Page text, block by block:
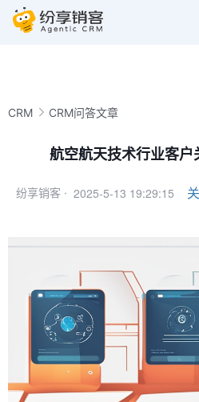
CRM CRM问答文章
航空航天技术行业客户
纷享销客 · 2025-5-13 19:29:15